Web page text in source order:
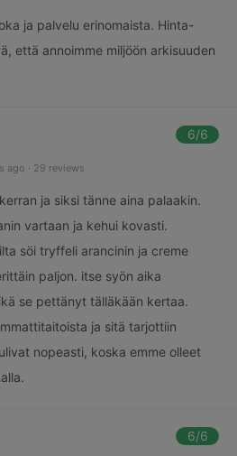
ja palvelu erinomaista. Hinta-
että annoimme miljöön arkisuuden
6/6
ago · 29 reviews
ja siksi tänne aina palaakin.
vartaan ja kehui kovasti.
söi tryffeli arancinin ja creme
paljon. itse syön aika
se pettänyt tälläkään kertaa.
ja sitä tarjottiin
nopeasti, koska emme olleet
6/6